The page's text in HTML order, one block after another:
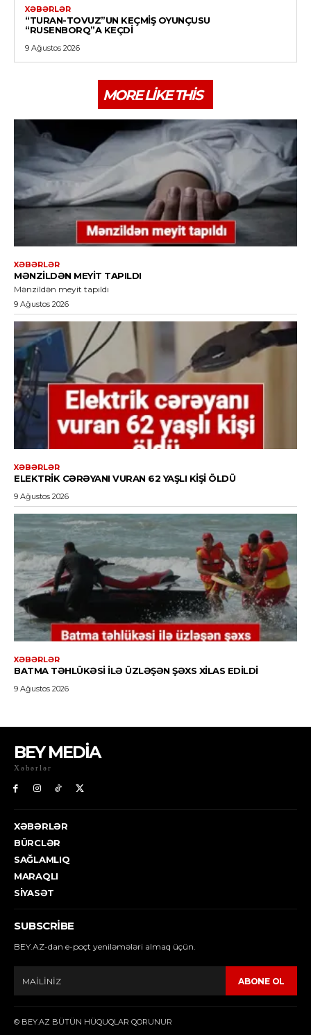
BEY MEDİA
Xəbərlər
XƏBƏRLƏR
BÜRCLƏR
SAĞLAMLIQ
MARAQLI
SIYASƏT
SUBSCRIBE
BEY.AZ-dan e-poçt yeniləmələri almaq üçün.
ABONE OL
© BEY.AZ BÜTÜN HÜQUQLAR QORUNUR